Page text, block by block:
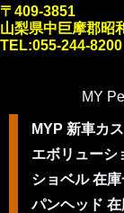
〒409-3851
山梨県中巨摩郡昭
TEL:055-244-
MY
MYP 新車カ
エボリューシ
ショベル 在
パンヘッド